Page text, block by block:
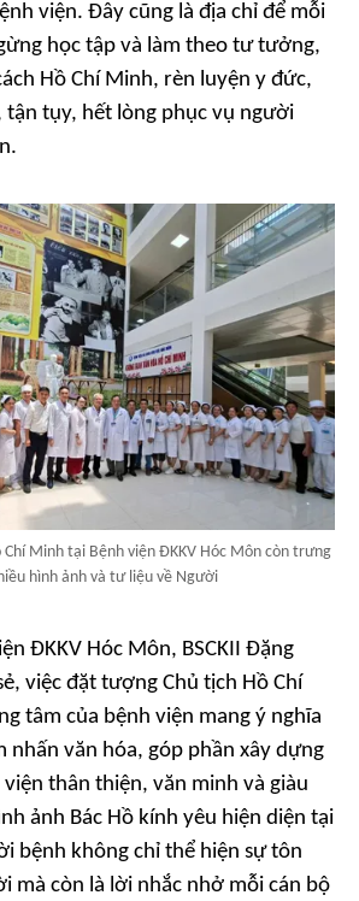
viện. Đây cũng là địa chỉ để mỗi
học tập và làm theo tư tưởng,
Hồ Chí Minh, rèn luyện y đức,
tận tụy, hết lòng phục vụ người
Chí Minh tại Bệnh viện ĐKKV Hóc Môn còn trưng
hình ảnh và tư liệu về Người
ĐKKV Hóc Môn, BSCKII Đặng
việc đặt tượng Chủ tịch Hồ Chí
tâm của bệnh viện mang ý nghĩa
nhấn văn hóa, góp phần xây dựng
thân thiện, văn minh và giàu
ảnh Bác Hồ kính yêu hiện diện tại
bệnh không chỉ thể hiện sự tôn
mà còn là lời nhắc nhở mỗi cán bộ